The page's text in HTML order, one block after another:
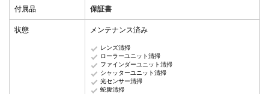
付属品 保証書
状態 メンテナンス済み
レンズ清掃
ローラーユニット清掃
ファインダーユニット清掃
シャッターユニット清掃
光センサー清掃
蛇腹清掃